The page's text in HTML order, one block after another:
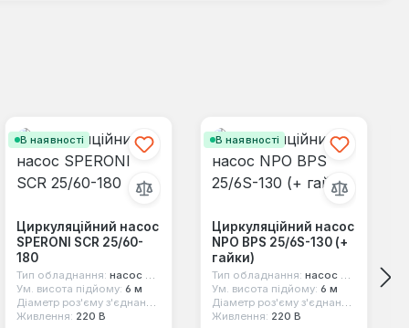
В наявності
Циркуляційний насос
SPERONI SCR 25/60-
180
Тип обладнання: насос циркуляційний
Ум. висота підйому: 6 м
Діаметр роз'єму з'єднання:
Живлення: 220 В
В наявності
Циркуляційний насос
NPO BPS 25/6S-130 (+
гайки)
Тип обладнання: насос циркуляційний
Ум. висота підйому: 6 м
Діаметр роз'єму з'єднання:
Живлення: 220 В